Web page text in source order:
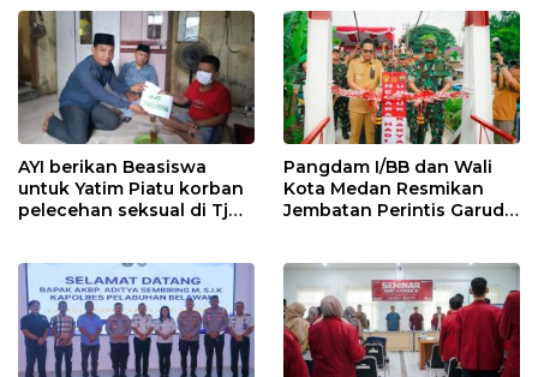
AYI berikan Beasiswa
untuk Yatim Piatu korban
pelecehan seksual di Tj
Pangdam I/BB dan Wali
Kota Medan Resmikan
Jembatan Perintis Garuda,
Maimun